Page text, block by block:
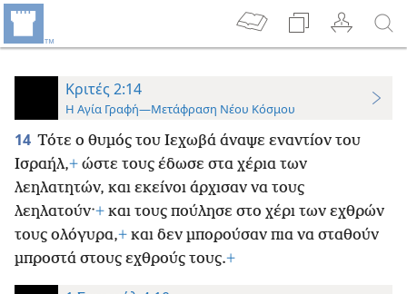
Κριτές 2:14
Η Αγία Γραφή—Μετάφραση Νέου Κόσμου
14 Τότε ο θυμός του Ιεχωβά άναψε εναντίον του
Ισραήλ,+ ώστε τους έδωσε στα χέρια των
λεηλατητών, και εκείνοι άρχισαν να τους
λεηλατούν·+ και τους πούλησε στο χέρι των εχθρών
τους ολόγυρα,+ και δεν μπορούσαν πια να σταθούν
μπροστά στους εχθρούς τους.+